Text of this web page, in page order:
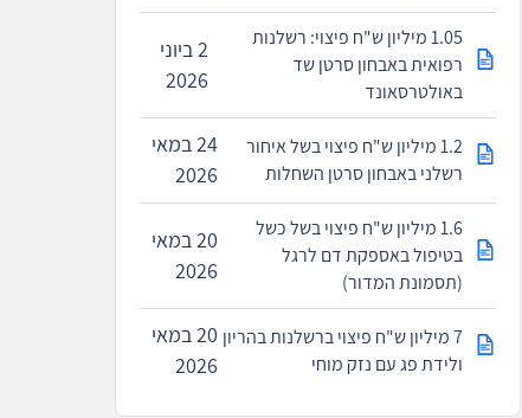
1.05 מיליון ש"ח פיצוי: רשלנות
רפואית באבחון סרטן שד
באולטרסאונד
2 ביוני
2026
1.2 מיליון ש"ח פיצוי בשל איחור
רשלני באבחון סרטן השחלות
24 במאי
2026
1.6 מיליון ש"ח פיצוי בשל כשל
בטיפול באספקת דם לרגל
(תסמונת המדור)
20 במאי
2026
7 מיליון ש"ח פיצוי ברשלנות בהריון
ולידת פג עם נזק מוחי
20 במאי
2026